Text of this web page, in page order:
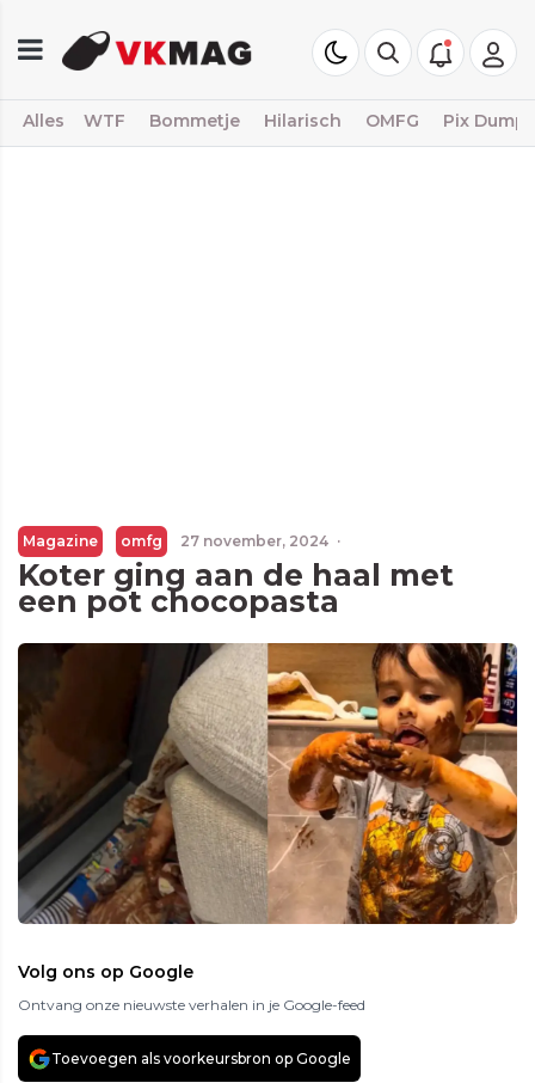
Alles WTF Bommetje Hilarisch OMFG Pix Dump
Magazine omfg 27 november, 2024 ·
Koter ging aan de haal met
een pot chocopasta
Volg ons op Google
Ontvang onze nieuwste verhalen in je Google-feed
Toevoegen als voorkeursbron op Google